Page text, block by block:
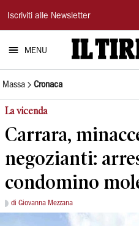
Il
Tirreno
Iscriviti alle Newsletter
MENU
Massa Cronaca
La vicenda
Carrara,
negozianti:
condomino
di Giovanna Mezzana